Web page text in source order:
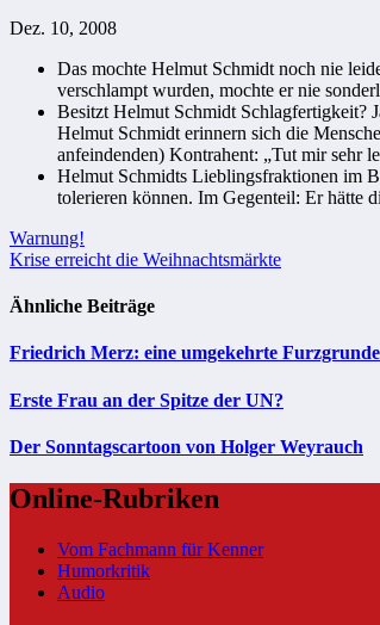
Dez. 10, 2008
Das mochte Helmut Schmidt noch nie
verschlampt wurden, mochte er nie
Besitzt Helmut Schmidt Schlagfertigkeit?
Helmut Schmidt erinnern sich die
anfeindenden) Kontrahent: „Tut mir sehr
Helmut Schmidts Lieblingsfraktionen im
tolerieren können. Im Gegenteil: Er hätte
Beitragsnavigation
Warnung!
Krise erreicht die Weihnachtsmärkte
Ähnliche Beiträge
Friedrich Merz: eine umgekehrte
Erste Frau an der Spitze der UN?
Der Sonntagscartoon von Holger Weyrauch
Online-Rubriken
Vom Fachmann für Kenner
Humorkritik
Audio